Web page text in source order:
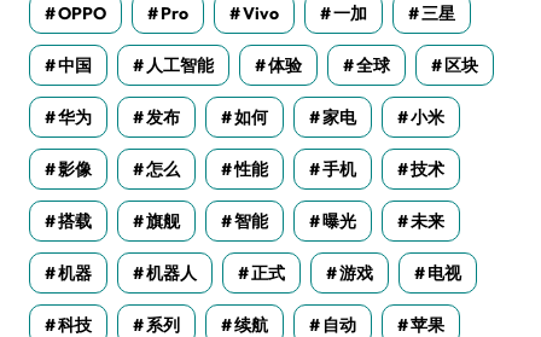
OPPO Pro Vivo 一加 三星
中国 人工智能 体验 全球 区块
华为 发布 如何 家电 小米
影像 怎么 性能 手机 技术
搭载 旗舰 智能 曝光 未来
机器 机器人 正式 游戏 电视
科技 系列 续航 自动 苹果